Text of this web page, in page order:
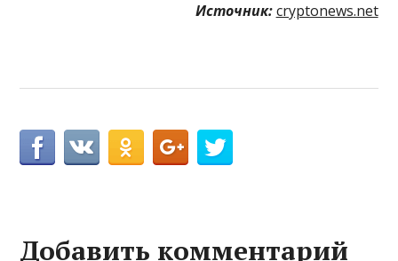
Источник: cryptonews.net
Добавить комментарий